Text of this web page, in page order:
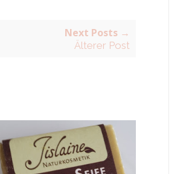
Next Posts →
Älterer Post